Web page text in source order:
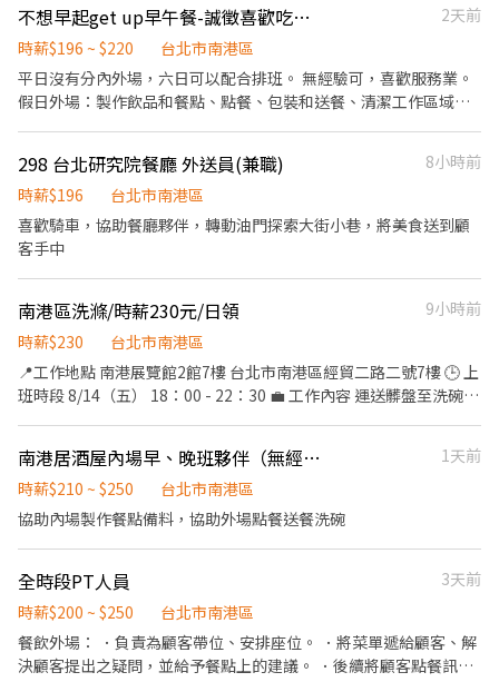
變髒都可以再換新的 🍔國定假日ll薪資DOUBLE！雙倍薪水！做一
天抵兩天！ 🍔年度獎金ll把特休換成錢！做越久，領越多！ 🍔升遷
面議喔)
平日給班1-2天/周，以便安排訓練課程。 【培訓規劃】 我們透過每
個階段的學習訓練，來創造顧客無與倫比的冰淇淋體驗 1.新進學習
訓練(教室課程/實作課程訓練) 2.晉升訓練(時薪娛樂經理培訓課程)
【福利】 我們會依公司的經營成果，規劃員工福利讓夥伴和公司一
假等等 3.健康相關：年度員工健檢(不含新進人員體檢) 4.其他：上班
免費享用冰淇淋、員工折扣、生日福利、三節禮金(品)、福委會福利
安排至港站門市進行培訓， 待門市開幕後會再轉調至南港LaLaport
門市進行排班， 歡迎有興趣應徵的夥伴可先至內捷門市現場應徵面
試喔! 期待您一同加入酷聖石冰淇淋行列!!
不想早起get up早午餐-誠徵喜歡吃早午餐夥伴
2天前
時薪$196 ~ $220
台北市南港區
平日沒有分內外場，六日可以配合排班。 無經驗可，喜歡服務業。
假日外場：製作飲品和餐點、點餐、包裝和送餐、清潔工作區域。
298 台北研究院餐廳 外送員(兼職)
8小時前
時薪$196
台北市南港區
喜歡騎車，協助餐廳夥伴，轉動油門探索大街小巷，將美食送到顧
客手中
南港區洗滌/時薪230元/日領
9小時前
時薪$230
台北市南港區
📍工作地點 南港展覽館2館7樓 台北市南港區經貿二路二號7樓 🕒 上
班時段 8/14（五） 18：00 - 22：30 💼 工作內容 運送髒盤至洗碗
南港居酒屋內場早、晚班夥伴（無經驗可）
1天前
時薪$210 ~ $250
台北市南港區
協助內場製作餐點備料，協助外場點餐送餐洗碗
全時段PT人員
3天前
時薪$200 ~ $250
台北市南港區
餐飲外場： ．負責為顧客帶位、安排座位。 ．將菜單遞給顧客、解
決顧客提出之疑問，並給予餐點上的建議。 ．後續將顧客點餐訊息